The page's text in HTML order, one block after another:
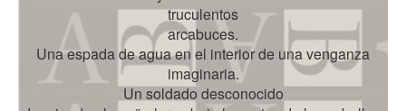
truculentos
arcabuces.
Una espada de agua en el interior de una venganza
imaginaria.
Un soldado desconocido